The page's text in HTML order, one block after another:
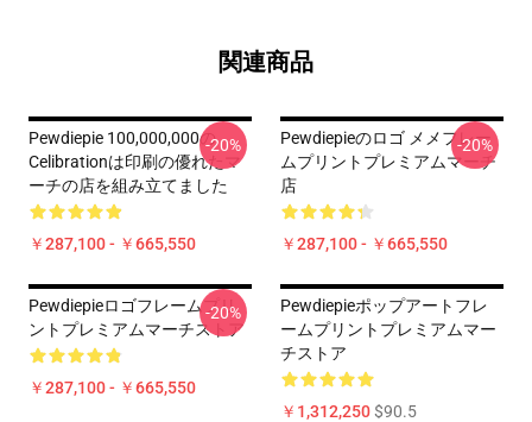
関連商品
Pewdiepie 100,000,000の
Celibrationは印刷の優れたマ
ーチの店を組み立てました
￥287,100 - ￥665,550
-20%
Pewdiepieのロゴ メメフレー
ムプリントプレミアムマーチ
店
￥287,100 - ￥665,550
-20%
Pewdiepieロゴフレームプリ
ントプレミアムマーチストア
￥287,100 - ￥665,550
-20%
Pewdiepieポップアートフレ
ームプリントプレミアムマー
チストア
￥1,312,250$90.5